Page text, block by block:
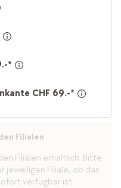
*
CHF 69.-*
Filialen
Filialen erhältlich. Bitte
jeweiligen Filiale, ob das
verfügbar ist.